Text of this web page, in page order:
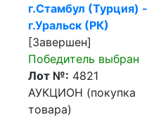
г.Стамбул (Турция) -
г.Уральск (РК)
[Завершен]
Победитель выбран
Лот №: 4821
АУКЦИОН (покупка
товара)